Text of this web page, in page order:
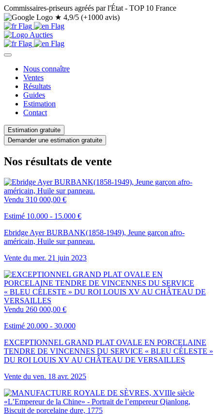
Commissaires-priseurs agréés par l'État - TOP 10 France
★ 4,9/5 (+1000 avis)
Nous connaître
Ventes
Résultats
Guides
Estimation
Contact
Estimation gratuite
Demander une estimation gratuite
Nos résultats de vente
Vendu 310 000,00 €
Estimé 10.000 - 15.000 €
Ebridge Ayer BURBANK(1858-1949), Jeune garçon afro-
américain, Huile sur panneau.
Vente du mer. 21 juin 2023
Vendu 260 000,00 €
Estimé 20.000 - 30.000
EXCEPTIONNEL GRAND PLAT OVALE EN PORCELAINE
TENDRE DE VINCENNES DU SERVICE « BLEU CÉLESTE »
DU ROI LOUIS XV AU CHÂTEAU DE VERSAILLES
Vente du ven. 18 avr. 2025